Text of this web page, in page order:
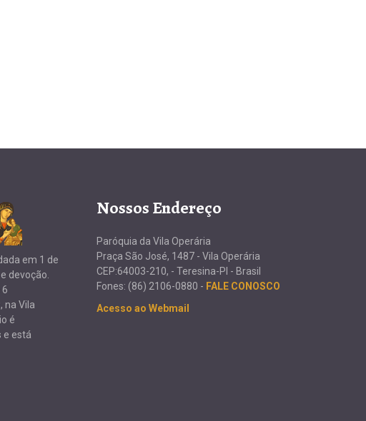
em 1 de
devoção.
na Vila
é
e está
Nossos Endereço
Paróquia da Vila Operária
Praça São José, 1487 - Vila Operária
CEP:64003-210, - Teresina-PI - Brasil
Fones: (86) 2106-0880 - FALE CONOSCO
Acesso ao Webmail